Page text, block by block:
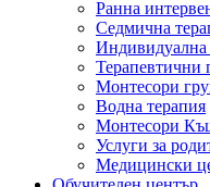
Ранна
Седмична
Индивидуална
Терапевтични
Монтесори
Водна терапия
Монтесори
Услуги за
Медицински